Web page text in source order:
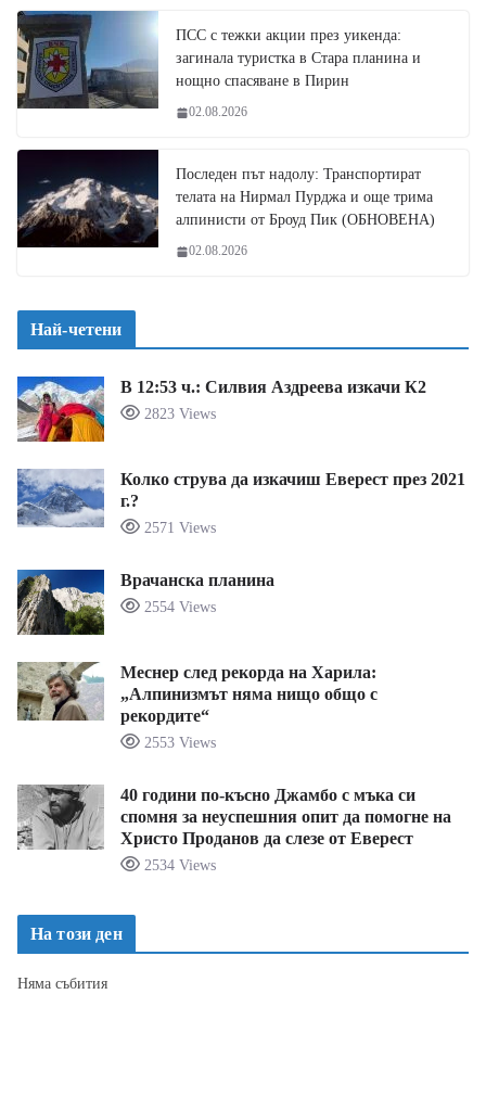
ПСС с тежки акции през уикенда:
загинала туристка в Стара планина и
нощно спасяване в Пирин
02.08.2026
Последен път надолу: Транспортират
телата на Нирмал Пурджа и още трима
алпинисти от Броуд Пик (ОБНОВЕНА)
02.08.2026
Най-четени
В 12:53 ч.: Силвия Аздреева изкачи К2
2823 Views
Колко струва да изкачиш Еверест през 2021
г.?
2571 Views
Врачанска планина
2554 Views
Меснер след рекорда на Харила:
„Алпинизмът няма нищо общо с
рекордите“
2553 Views
40 години по-късно Джамбо с мъка си
спомня за неуспешния опит да помогне на
Христо Проданов да слезе от Еверест
2534 Views
На този ден
Няма събития